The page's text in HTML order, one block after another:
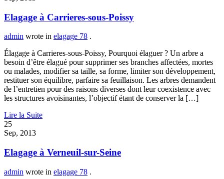
Elagage à Carrieres-sous-Poissy
admin wrote in elagage 78 .
Élagage à Carrieres-sous-Poissy, Pourquoi élaguer ? Un arbre a
besoin d’être élagué pour supprimer ses branches affectées, mortes
ou malades, modifier sa taille, sa forme, limiter son développement,
restituer son équilibre, parfaire sa feuillaison. Les arbres demandent
de l’entretien pour des raisons diverses dont leur coexistence avec
les structures avoisinantes, l’objectif étant de conserver la […]
Lire la Suite
25
Sep, 2013
Elagage à Verneuil-sur-Seine
admin wrote in elagage 78 .